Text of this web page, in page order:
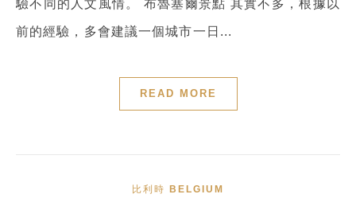
驗不同的人文風情。 布魯塞爾景點 其實不多，根據以
前的經驗，多會建議一個城市一日...
READ MORE
比利時 BELGIUM